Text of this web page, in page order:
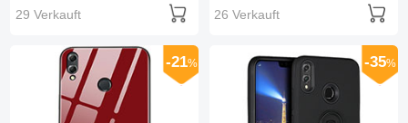
29 Verkauft
26 Verkauft
-21% -35%